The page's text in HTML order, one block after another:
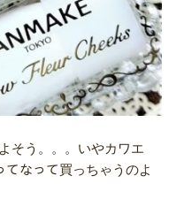
そう。。。いやカワエ
なって買っちゃうのよ